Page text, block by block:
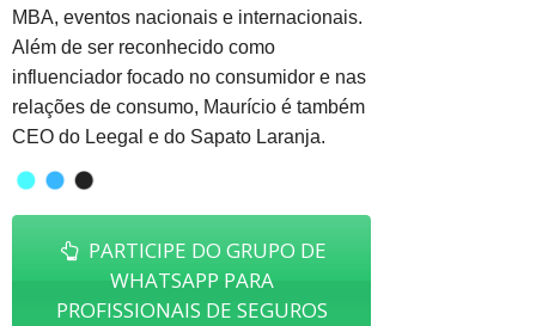
MBA, eventos nacionais e internacionais.
Além de ser reconhecido como
influenciador focado no consumidor e nas
relações de consumo, Maurício é também
CEO do Leegal e do Sapato Laranja.
PARTICIPE DO GRUPO DE
WHATSAPP PARA
PROFISSIONAIS DE SEGUROS